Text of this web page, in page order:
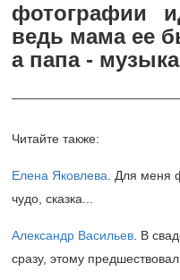
фотографии
ведь мама ее
а папа -
Читайте также:
Елена Яковлева . Для меня
чудо, сказка...
Александр Васильев . В
сразу, этому